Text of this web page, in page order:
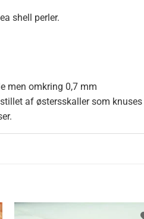
shell perler.
men omkring 0,7 mm
af østersskaller som